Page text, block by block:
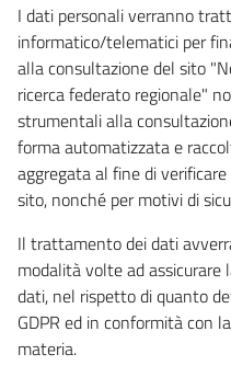
I dati personali verranno
informatico/telematici per
alla consultazione del sito
ricerca federato regionale"
strumentali alla
forma automatizzata e
aggregata al fine di
sito, nonché per motivi di
Il trattamento dei dati
modalità volte ad assicurare
dati, nel rispetto di quanto
GDPR ed in conformità con
materia.